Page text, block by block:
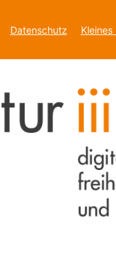
Datenschutz Kleines